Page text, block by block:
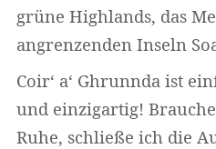
grüne Highlands, das
angrenzenden Inseln
Coir‘ a‘ Ghrunnda ist
und einzigartig!
Ruhe, schließe ich die